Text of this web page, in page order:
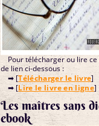
Pour télécharger ou lire
de lien ci-dessous :
➡ [Télécharger le livre]
➡ [Lire le livre en ligne]
Les maîtres sans
ebook